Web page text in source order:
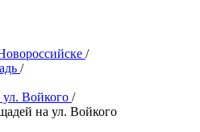
/
/
Войкого /
на ул. Войкого